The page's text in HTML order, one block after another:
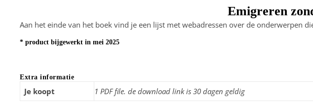
Emigreren
Aan het einde van het boek vind je een lijst met webadressen over de onderwerpen
* product bijgewerkt in mei 2025
Extra informatie
Je koopt 1 PDF file. de download link is 30 dagen geldig